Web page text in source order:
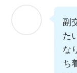
副
た
な
ち